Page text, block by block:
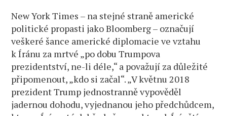
New York Times – na stejné straně americké
politické propasti jako Bloomberg – označují
veškeré šance americké diplomacie ve vztahu
k Íránu za mrtvé „po dobu Trumpova
prezidentství, ne-li déle,“ a považují za důležité
připomenout, „kdo si začal“. „V květnu 2018
prezident Trump jednostranně vypověděl
jadernou dohodu, vyjednanou jeho předchůdcem,